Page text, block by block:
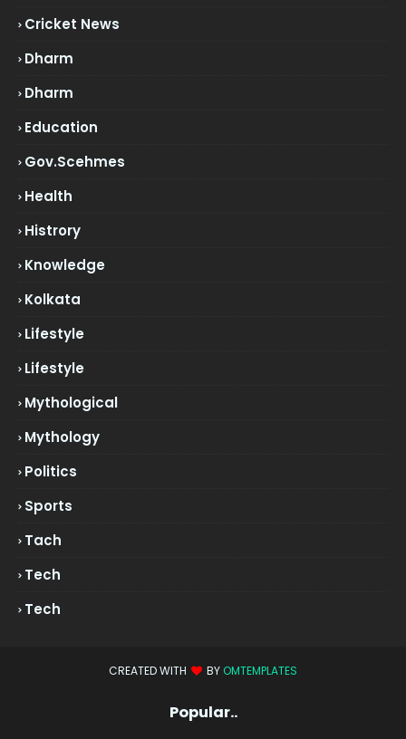
Cricket News
Dharm
Dharm
Education
Gov.scehmes
Health
Histrory
Knowledge
Kolkata
Lifestyle
Lifestyle
Mythological
Mythology
Politics
Sports
Tach
Tech
Tech
CREATED WITH BY OMTEMPLATES
Popular..